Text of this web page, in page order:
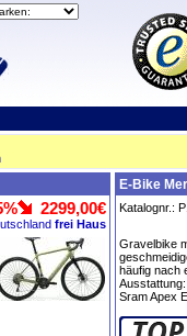
2299,00€
frei Haus
E-Bike
Katalognr.:
Gravelbike
häufig nach
Sram Apex